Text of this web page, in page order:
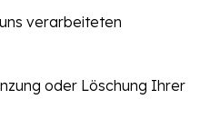
verarbeiteten
oder Löschung Ihrer